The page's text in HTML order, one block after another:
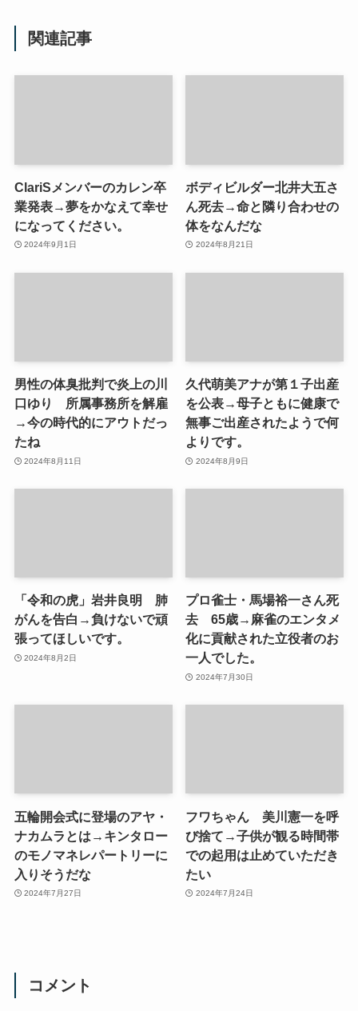
関連記事
ClariSメンバーのカレン卒
業発表→夢をかなえて幸せ
になってください。
2024年9月1日
ボディビルダー北井大五さ
ん死去→命と隣り合わせの
体をなんだな
2024年8月21日
男性の体臭批判で炎上の川
口ゆり 所属事務所を解雇
→今の時代的にアウトだっ
たね
2024年8月11日
久代萌美アナが第１子出産
を公表→母子ともに健康で
無事ご出産されたようで何
よりです。
2024年8月9日
「令和の虎」岩井良明 肺
がんを告白→負けないで頑
張ってほしいです。
2024年8月2日
プロ雀士・馬場裕一さん死
去 65歳→麻雀のエンタメ
化に貢献された立役者のお
一人でした。
2024年7月30日
五輪開会式に登場のアヤ・
ナカムラとは→キンタロー
のモノマネレパートリーに
入りそうだな
2024年7月27日
フワちゃん 美川憲一を呼
び捨て→子供が観る時間帯
での起用は止めていただき
たい
2024年7月24日
コメント